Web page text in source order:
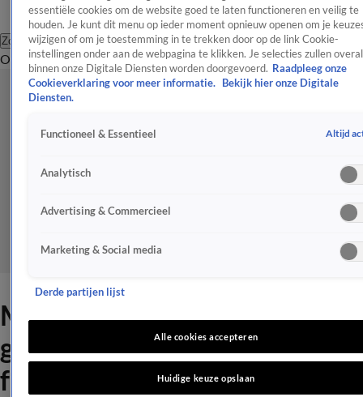
Zoeken
OverzichtEntertainmentSpraakmakendRealityCrimeVideo's
Monique Westenberg over
grote wens: 'Wat was het
fijn'
essentiële cookies om de website goed te laten functioneren en veilig te
houden. Je kunt dit menu op ieder moment opnieuw openen om je
wijzigen of om je toestemming in te trekken door op de link Cookie-
instellingen onder aan de webpagina te klikken. Je selecties zullen overal
binnen onze Digitale Diensten worden doorgevoerd. Raadpleeg onze
Cookieverklaring voor meer informatie.
Bekijk hier onze Digitale
Diensten.
Functioneel & Essentieel Altijd
Analytisch
Advertising & Commercieel
Marketing & Social media
Derde partijen lijst
Alle cookies accepteren
Huidige keuze opslaan